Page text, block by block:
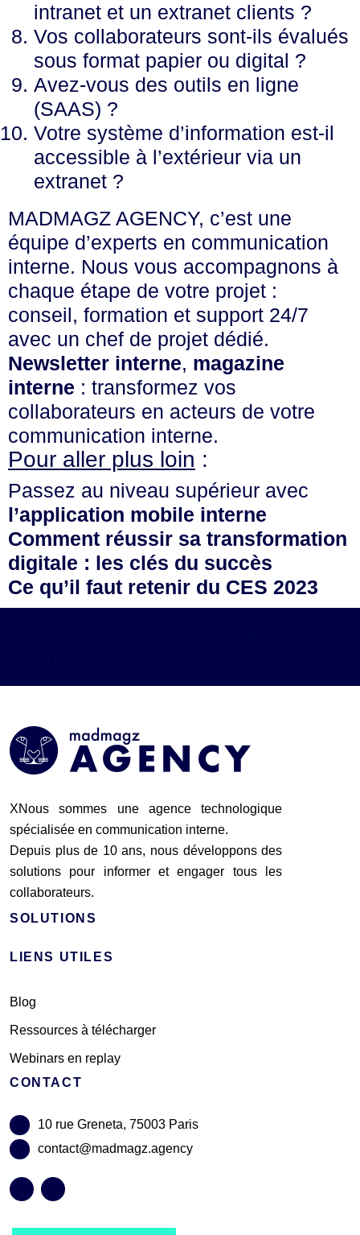
intranet et un extranet clients ?
Vos collaborateurs sont-ils évalués
sous format papier ou digital ?
Avez-vous des outils en ligne
(SAAS) ?
Votre système d’information est-il
accessible à l’extérieur via un
extranet ?
MADMAGZ AGENCY, c’est une
équipe d’experts en communication
interne. Nous vous accompagnons à
chaque étape de votre projet :
conseil, formation et support 24/7
avec un chef de projet dédié.
Newsletter interne, magazine
interne : transformez vos
collaborateurs en acteurs de votre
communication interne.
Pour aller plus loin :
Passez au niveau supérieur avec
l’application mobile interne
Comment réussir sa transformation
digitale : les clés du succès
Ce qu’il faut retenir du CES 2023
XNous sommes une agence technologique
spécialisée en communication interne.
Depuis plus de 10 ans, nous développons des
solutions pour informer et engager tous les
collaborateurs.
SOLUTIONS
LIENS UTILES
Blog
Ressources à télécharger
Webinars en replay
CONTACT
10 rue Greneta, 75003 Paris
contact@madmagz.agency